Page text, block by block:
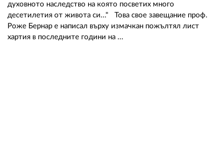
духовното наследство на която посветих много
десетилетия от живота си..." Това свое завещание проф.
Роже Бернар е написал върху измачкан пожълтял лист
хартия в последните години на ...